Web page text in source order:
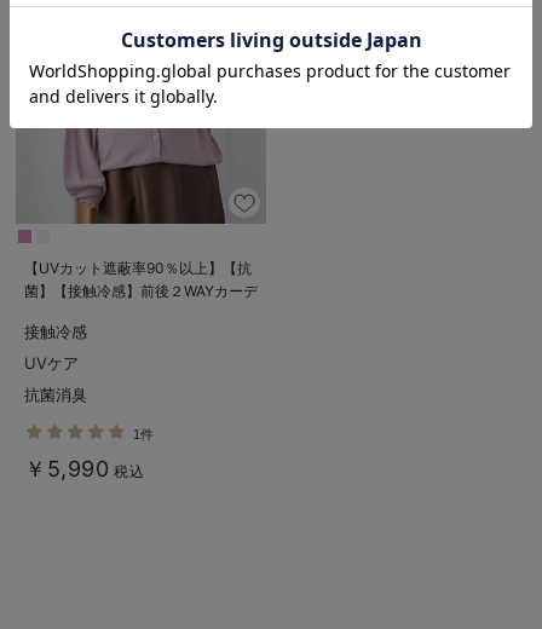
【UVカット遮蔽率90％以上】【抗
菌】【接触冷感】前後２WAYカーデ
後も長く使える】
接触冷感
UVケア
抗菌消臭
1件
￥5,990 税込
お気に入り商品を確認する